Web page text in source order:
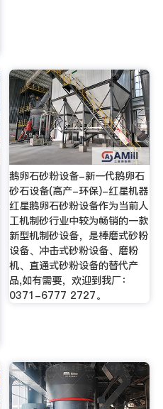
鹅卵石砂粉设备-新一代鹅卵石
砂石设备(高产-环保)-红星机器
红星鹅卵石砂粉设备作为当前人
工机制砂行业中较为畅销的一款
新型机制砂设备，是棒磨式砂粉
设备、冲击式砂粉设备、磨粉
机、直通式砂粉设备的替代产
品,如有需要，欢迎到我厂：
0371-6777 2727。